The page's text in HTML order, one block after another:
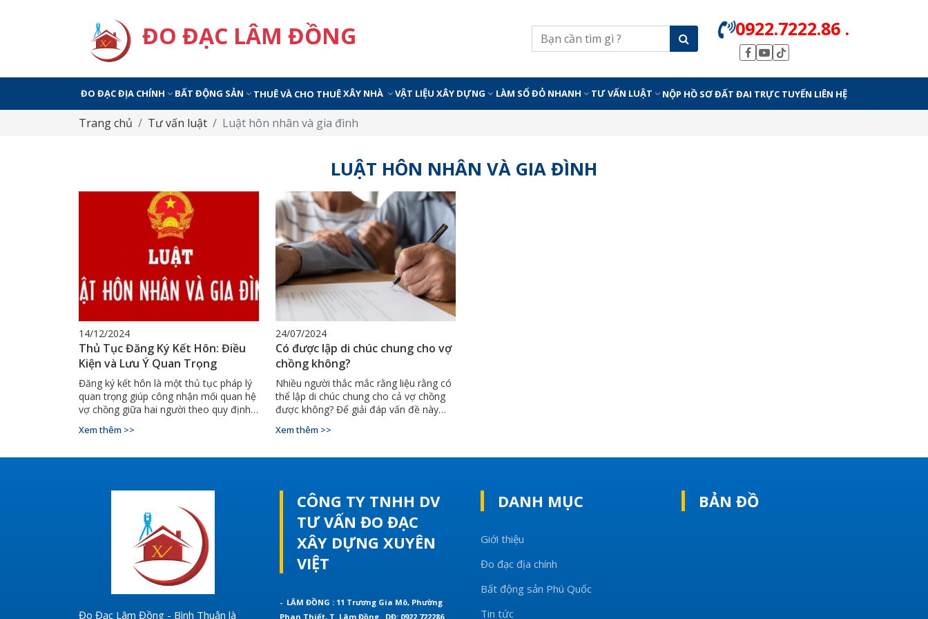
ĐO ĐẠC LÂM ĐỒNG 0922.7222.86 .
ĐO ĐẠC ĐỊA CHÍNH BẤT ĐỘNG SẢN THUÊ VÀ CHO THUÊXÂY NHÀ VẬT LIỆU XÂY DỰNG LÀM SỔ ĐỎ NHANH TƯ VẤN LUẬT NỘP HỒ SƠ ĐẤT ĐAI TRỰC TUYẾN LIÊN HỆ
Trang chủ Tư vấn luật Luật hôn nhân và gia đình
LUẬT HÔN NHÂN VÀ GIA ĐÌNH
14/12/2024
Thủ Tục Đăng Ký Kết Hôn: Điều
Kiện và Lưu Ý Quan Trọng
Đăng ký kết hôn là một thủ tục pháp lý
quan trọng giúp công nhận mối quan hệ
vợ chồng giữa hai người theo quy định
Xem thêm >>
24/07/2024
Có được lập di chúc chung cho vợ
chồng không?
Nhiều người thắc mắc rằng liệu rằng có
thể lập di chúc chung cho cả vợ chồng
được không? Để giải đáp vấn đề này
đây với dodacbinhthuan để tìm hiểu
Xem thêm >>
Đo Đạc Lâm Đồng - Bình Thuận là
CÔNG TY TNHH DV
TƯ VẤN ĐO ĐẠC
XÂY DỰNG XUYÊN
VIỆT
- LÂM ĐỒNG : 11 Trương Gia Mô, Phường
Phan Thiết, T. Lâm Đồng. DĐ: 0922.722286
DANH MỤC
Giới thiệu
Đo đạc địa chính
Bất động sản Phú Quốc
Tin tức
BẢN ĐỒ